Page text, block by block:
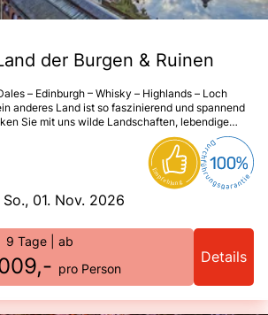
der Burgen & Ruinen
– Edinburgh – Whisky – Highlands – Loch
anderes Land ist so faszinierend und spannend
Sie mit uns wilde Landschaften, lebendige
herzliche Gastfreundschaft.
01. Nov. 2026
9 Tage | ab
pro Person
Details